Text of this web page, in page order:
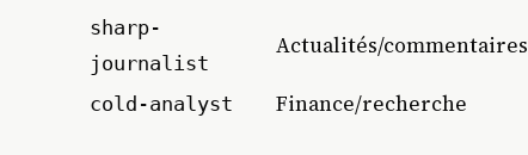
sharp-
journalist
Actualités/commentaires
cold-analyst Finance/recherche